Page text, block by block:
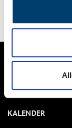
NIEUWS
KALENDER